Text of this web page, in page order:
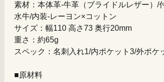
素材：本体革-牛革（ブライドルレザー）/
水牛/内装-レーヨン×コットン
サイズ：幅110 高さ73 奥行20mm
重さ：約65g
スペック：名刺入れ1/内ポケット3/外ポケ
■原材料